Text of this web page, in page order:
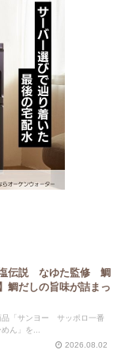
伝説 なゆた監修 鯛
鯛だしの旨味が詰まっ
品「サンヨー サッポロ一番
ん」を...
2026.08.02